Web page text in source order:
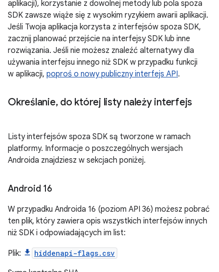
aplikacji), korzystanie z dowolnej metody lub pola spoza
SDK zawsze wiąże się z wysokim ryzykiem awarii aplikacji.
Jeśli Twoja aplikacja korzysta z interfejsów spoza SDK,
zacznij planować przejście na interfejsy SDK lub inne
rozwiązania. Jeśli nie możesz znaleźć alternatywy dla
używania interfejsu innego niż SDK w przypadku funkcji
w aplikacji, poproś o nowy publiczny interfejs API.
Określanie, do której listy należy interfejs
Listy interfejsów spoza SDK są tworzone w ramach
platformy. Informacje o poszczególnych wersjach
Androida znajdziesz w sekcjach poniżej.
Android 16
W przypadku Androida 16 (poziom API 36) możesz pobrać
ten plik, który zawiera opis wszystkich interfejsów innych
niż SDK i odpowiadających im list:
Plik: hiddenapi-flags.csv